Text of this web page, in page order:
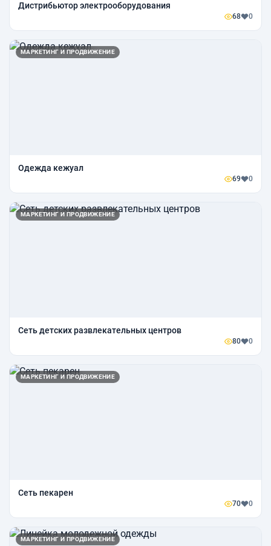
Дистрибьютор электрооборудования
68 0
МАРКЕТИНГ И ПРОДВИЖЕНИЕ
Одежда кежуал
69 0
МАРКЕТИНГ И ПРОДВИЖЕНИЕ
Сеть детских развлекательных центров
80 0
МАРКЕТИНГ И ПРОДВИЖЕНИЕ
Сеть пекарен
70 0
МАРКЕТИНГ И ПРОДВИЖЕНИЕ